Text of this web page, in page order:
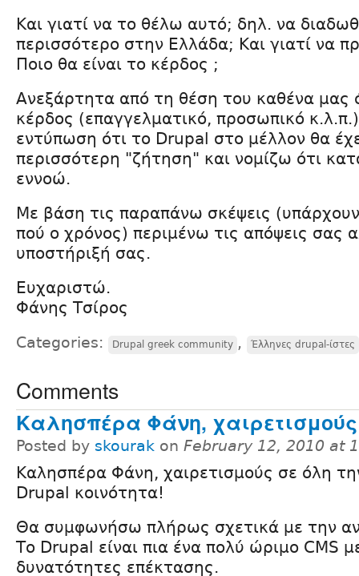
Και γιατί να το θέλω αυτό; δηλ. να
περισσότερο στην Ελλάδα; Και γιατί να
Ποιο θα είναι το κέρδος ;
Ανεξάρτητα από τη θέση του καθένα μας
κέρδος (επαγγελματικό, προσωπικό
εντύπωση ότι το Drupal στο μέλλον θα
περισσότερη "ζήτηση" και νομίζω ότι
εννοώ.
Με βάση τις παραπάνω σκέψεις
πού ο χρόνος) περιμένω τις απόψεις σας
υποστήριξή σας.
Ευχαριστώ.
Φάνης Τσίρος
Categories: Drupal greek community , Έλληνες drupal-ίστες
Comments
Καλησπέρα Φάνη, χαιρετισμούς
Posted by skourak on February 12, 2010 at
Καλησπέρα Φάνη, χαιρετισμούς σε όλη
Drupal κοινότητα!
Θα συμφωνήσω πλήρως σχετικά με την
Το Drupal είναι πια ένα πολύ ώριμο CMS
δυνατότητες επέκτασης.